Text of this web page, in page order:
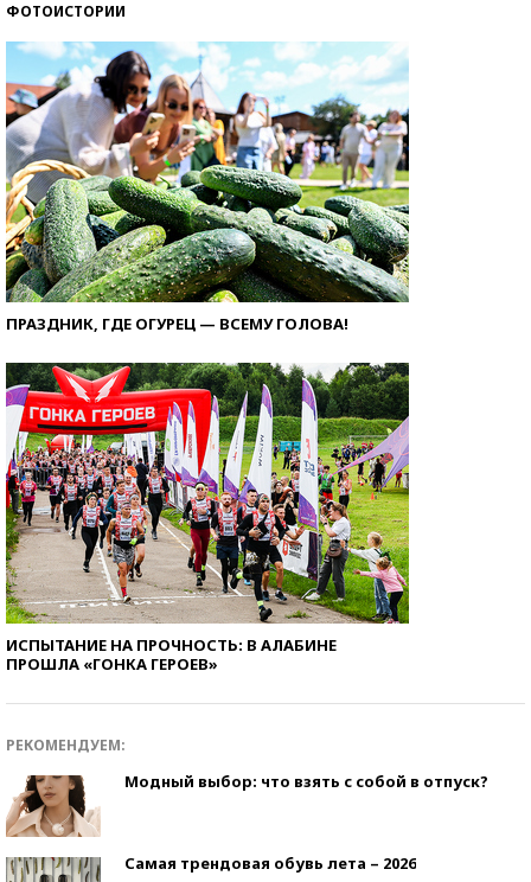
ФОТОИСТОРИИ
ПРАЗДНИК, ГДЕ ОГУРЕЦ — ВСЕМУ ГОЛОВА!
ИСПЫТАНИЕ НА ПРОЧНОСТЬ: В АЛАБИНЕ
ПРОШЛА «ГОНКА ГЕРОЕВ»
РЕКОМЕНДУЕМ:
Модный выбор: что взять с собой в отпуск?
Самая трендовая обувь лета – 2026